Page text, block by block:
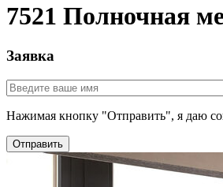
7521 Полночная
Заявка
Нажимая кнопку "Отправить", я даю
Отправить